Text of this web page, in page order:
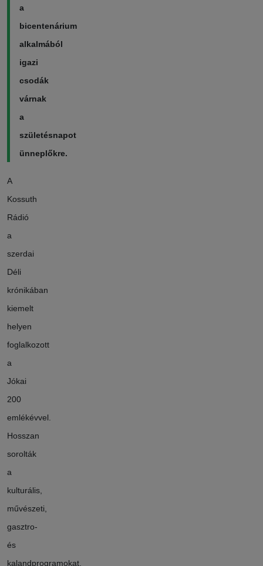
a
bicentenárium
alkalmából
igazi
csodák
várnak
a
születésnapot
ünneplőkre.
A
Kossuth
Rádió
a
szerdai
Déli
krónikában
kiemelt
helyen
foglalkozott
a
Jókai
200
emlékévvel.
Hosszan
sorolták
a
kulturális,
művészeti,
gasztro-
és
kalandprogramokat,